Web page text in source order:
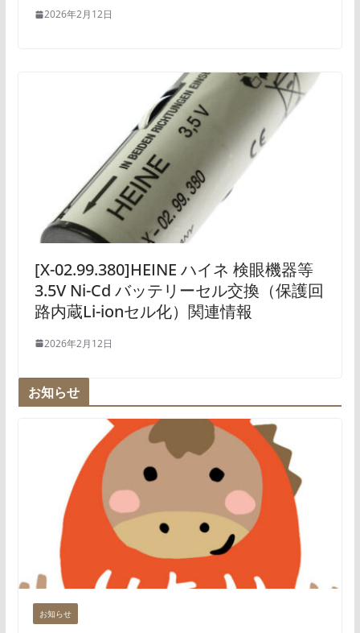
2026年2月12日
[X-02.99.380]HEINE ハイネ 検眼機器等
3.5V Ni-Cd バッテリーセル交換（保護回
路内蔵Li-ionセル化）関連情報
2026年2月12日
お知らせ
お知らせ